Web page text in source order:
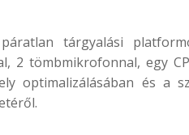
páratlan tárgyalási
2 tömbmikrofonnal, egy
optimalizálásában és a